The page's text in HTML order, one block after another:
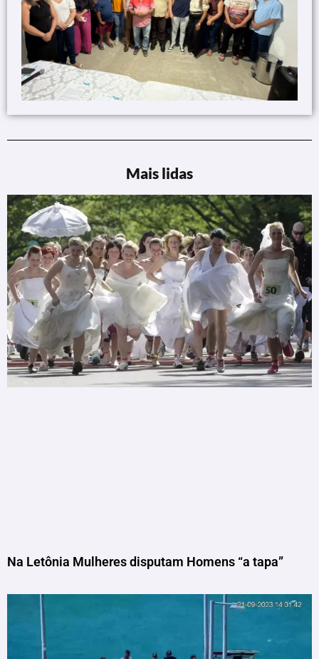
Mais lidas
Na Letônia Mulheres disputam Homens “a tapa”